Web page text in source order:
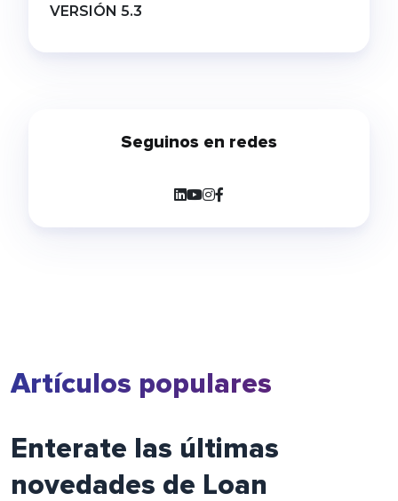
VERSIÓN 5.3
Seguinos en redes
Artículos populares
Enterate las últimas
novedades de Loan